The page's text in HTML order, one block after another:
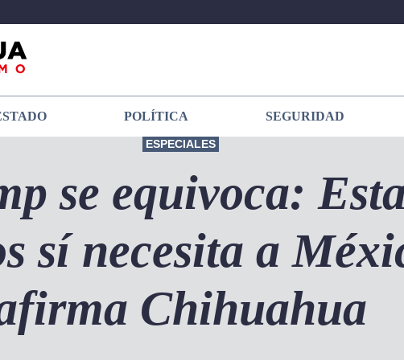
POLÍTICA SEGURIDAD
ESPECIALES
se equivoca:
sí necesita a
Chihuahua